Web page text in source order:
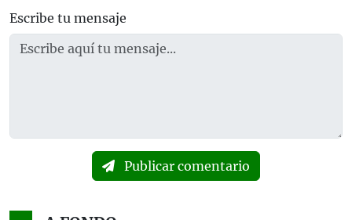
Escribe tu mensaje
Publicar comentario